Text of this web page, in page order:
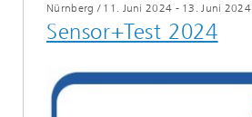
Nürnberg / 11. Juni 2024 - 13. Juni 2024
Sensor+Test 2024